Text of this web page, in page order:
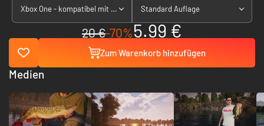
Xbox One - kompatibel mit Xbox Series X|S Standard Auflage
20 €-70%5.99 €
Zum Warenkorb hinzufügen
Medien